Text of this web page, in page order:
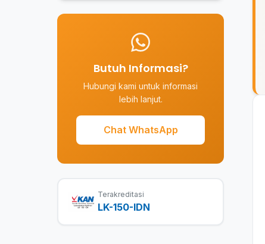
Butuh Informasi?
Hubungi kami untuk informasi
lebih lanjut.
Chat WhatsApp
Terakreditasi
LK-150-IDN